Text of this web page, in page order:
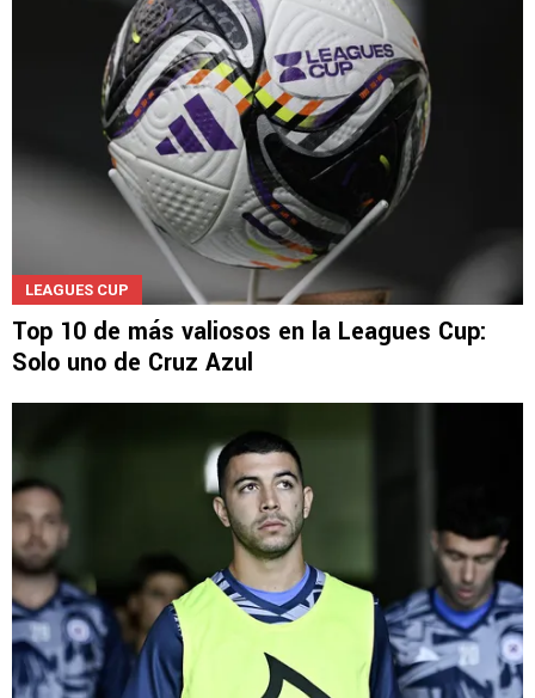
LEAGUES CUP
Top 10 de más valiosos en la Leagues Cup:
Solo uno de Cruz Azul